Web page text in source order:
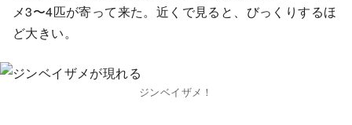
メ3〜4匹が寄って来た。近くで見ると、びっくりするほ
ど大きい。
ジンベイザメ！